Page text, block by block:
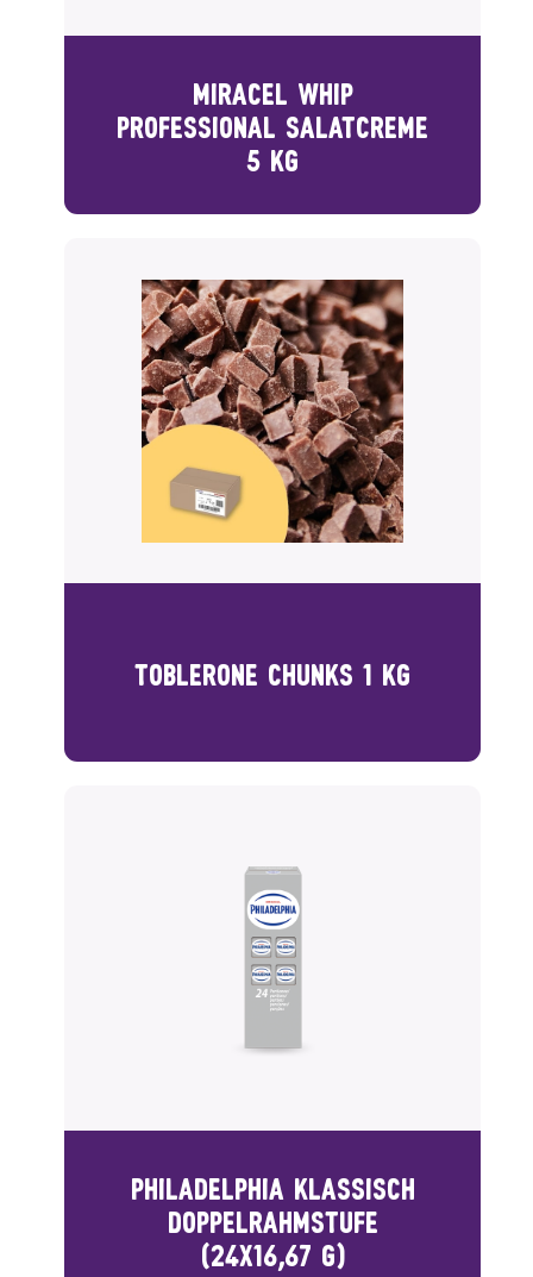
MIRACEL WHIP
PROFESSIONAL SALATCREME
5 KG
TOBLERONE CHUNKS 1 KG
PHILADELPHIA KLASSISCH
DOPPELRAHMSTUFE
(24X16,67 G)